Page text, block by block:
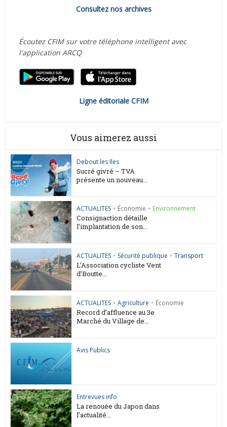
Consultez nos archives
Écoutez CFIM sur votre téléphone intelligent avec
l'application ARCQ
Ligne éditoriale CFIM
Vous aimerez aussi
Debout les Iles
Sucré givré – TVA
présente un nouveau...
ACTUALITES • Économie • Environnement
Consignaction détaille
l’implantation de son...
ACTUALITES • Sécurité publique • Transport
L’Association cycliste Vent
d’Boutte...
ACTUALITES • Agriculture • Économie
Record d’affluence au 3e
Marché du Village de...
Avis Publics
Entrevues info
La renouée du Japon dans
l’actualité...